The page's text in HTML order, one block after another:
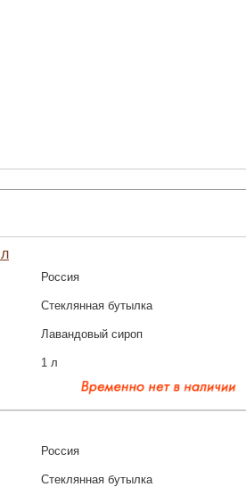
Россия
Стеклянная бутылка
Лавандовый сироп
1 л
Россия
Стеклянная бутылка